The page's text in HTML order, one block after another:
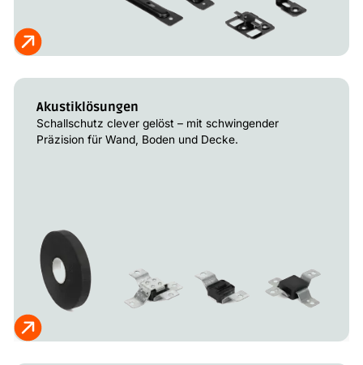
Akustiklösungen
Schallschutz clever gelöst – mit schwingender
Präzision für Wand, Boden und Decke.